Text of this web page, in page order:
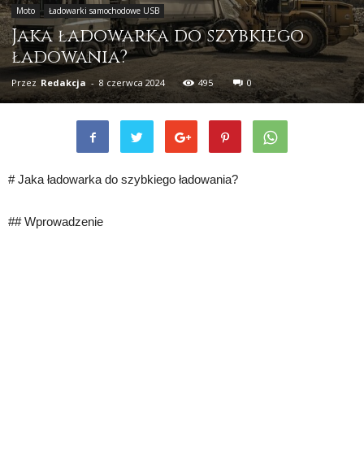
Moto Ładowarki samochodowe USB
Jaka ładowarka do szybkiego
ładowania?
Przez Redakcja - 8 czerwca 2024 495 0
# Jaka ładowarka do szybkiego ładowania?
## Wprowadzenie